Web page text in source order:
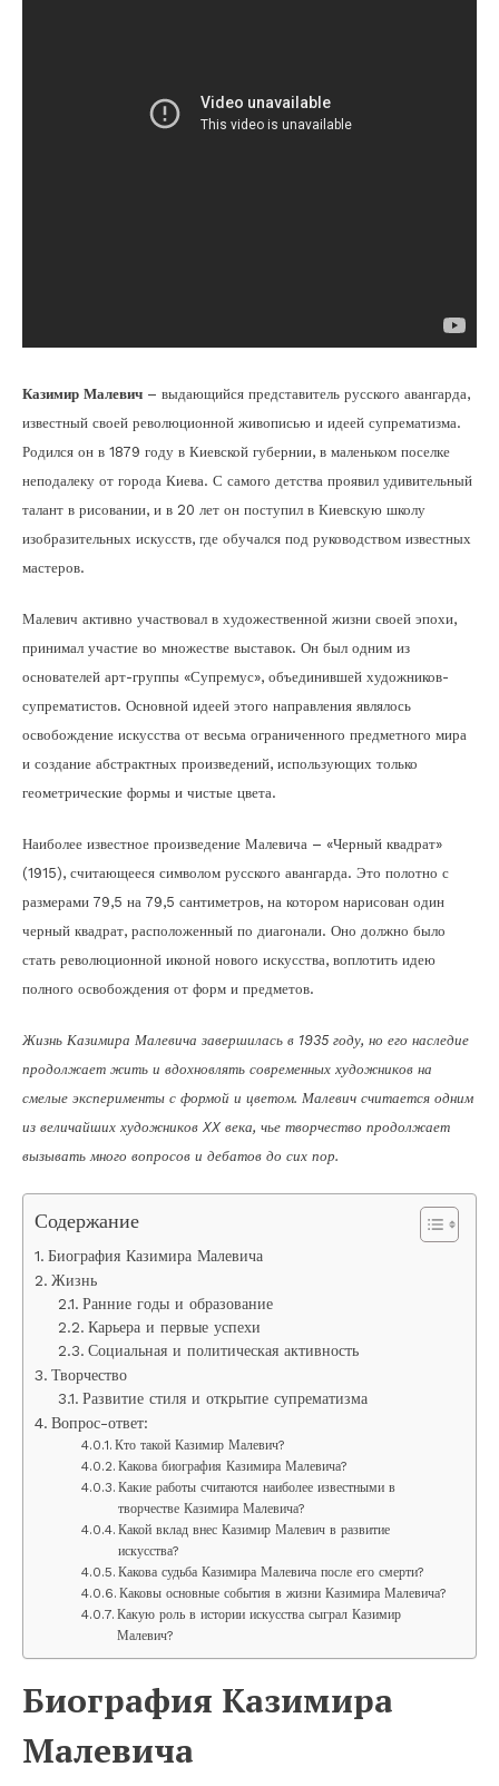
Казимир Малевич – выдающийся представитель русского авангарда,
известный своей революционной живописью и идеей супрематизма.
Родился он в 1879 году в Киевской губернии, в маленьком поселке
неподалеку от города Киева. С самого детства проявил удивительный
талант в рисовании, и в 20 лет он поступил в Киевскую школу
изобразительных искусств, где обучался под руководством известных
мастеров.
Малевич активно участвовал в художественной жизни своей эпохи,
принимал участие во множестве выставок. Он был одним из
основателей арт-группы «Супремус», объединившей художников-
супрематистов. Основной идеей этого направления являлось
освобождение искусства от весьма ограниченного предметного мира
и создание абстрактных произведений, использующих только
геометрические формы и чистые цвета.
Наиболее известное произведение Малевича – «Черный квадрат»
(1915), считающееся символом русского авангарда. Это полотно с
размерами 79,5 на 79,5 сантиметров, на котором нарисован один
черный квадрат, расположенный по диагонали. Оно должно было
стать революционной иконой нового искусства, воплотить идею
полного освобождения от форм и предметов.
Жизнь Казимира Малевича завершилась в 1935 году, но его наследие
продолжает жить и вдохновлять современных художников на
смелые эксперименты с формой и цветом. Малевич считается одним
из величайших художников XX века, чье творчество продолжает
вызывать много вопросов и дебатов до сих пор.
Содержание
Биография Казимира Малевича
Жизнь
Ранние годы и образование
Карьера и первые успехи
Социальная и политическая активность
Творчество
Развитие стиля и открытие супрематизма
Вопрос-ответ:
Кто такой Казимир Малевич?
Какова биография Казимира Малевича?
Какие работы считаются наиболее известными в
творчестве Казимира Малевича?
Какой вклад внес Казимир Малевич в развитие
искусства?
Какова судьба Казимира Малевича после его смерти?
Каковы основные события в жизни Казимира Малевича?
Какую роль в истории искусства сыграл Казимир
Малевич?
Биография Казимира
Малевича